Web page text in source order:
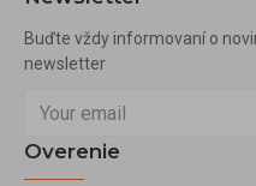
Buďte vždy informovaní o
newsletter
Overenie